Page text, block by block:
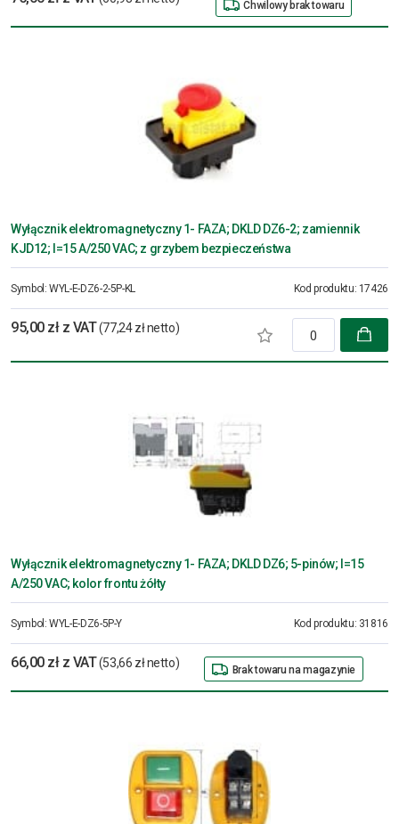
Chwilowy brak towaru
Wyłącznik elektromagnetyczny 1- FAZA; DKLD DZ6-2; zamiennik
KJD12; I=15 A/250 VAC; z grzybem bezpieczeństwa
Symbol:WYL-E-DZ6-2-5P-KL Kod produktu: 17426
95,00 zł z VAT(77,24 zł netto)
Wyłącznik elektromagnetyczny 1- FAZA; DKLD DZ6; 5-pinów; I=15
A/250 VAC; kolor frontu żółty
Symbol:WYL-E-DZ6-5P-Y Kod produktu: 31816
66,00 zł z VAT(53,66 zł netto) Brak towaru na magazynie